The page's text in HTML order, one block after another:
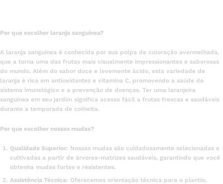
Por que escolher laranja sanguínea?
A laranja sanguínea é conhecida por sua polpa de coloração avermelhada,
que a torna uma das frutas mais visualmente impressionantes e saborosas
do mundo. Além do sabor doce e levemente ácido, esta variedade de
laranja é rica em antioxidantes e vitamina C, promovendo a saúde do
sistema imunológico e a prevenção de doenças. Ter uma laranjeira
sanguínea em seu jardim significa acesso fácil a frutas frescas e saudáveis
durante a temporada de colheita.
Por que escolher nossas mudas?
Qualidade Superior: Nossas mudas são cuidadosamente selecionadas e
cultivadas a partir de árvores-matrizes saudáveis, garantindo que você
obtenha mudas fortes e resistentes.
Assistência Técnica: Oferecemos orientação técnica para o plantio,